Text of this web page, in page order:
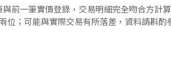
前一筆實價登錄，交易明細完全吻合方計
；可能與實際交易有所落差，資料請斟酌